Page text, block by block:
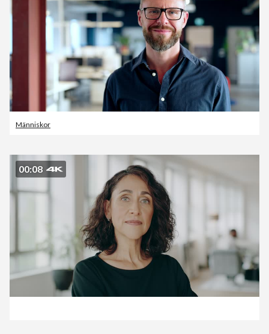
Människor
00:08